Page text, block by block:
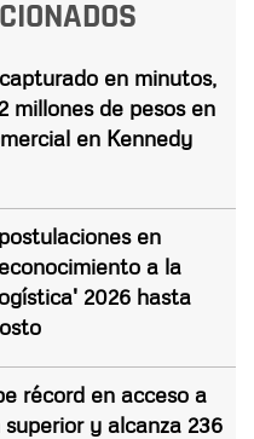
en minutos,
millones de pesos en
en Kennedy
en
a la
2026 hasta
récord en acceso a
y alcanza 236